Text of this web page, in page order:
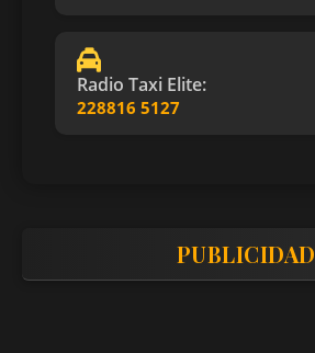
Radio Taxi Elite:
228816 5127
PUBLICIDAD